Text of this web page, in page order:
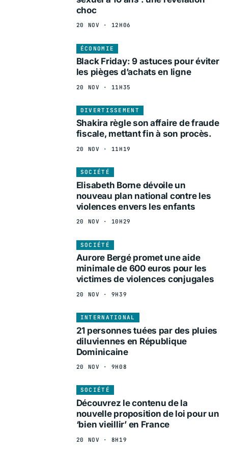
choc
20 NOV · 12H06
ÉCONOMIE
Black Friday: 9 astuces pour éviter
les pièges d’achats en ligne
20 NOV · 11H35
DIVERTISSEMENT
Shakira règle son affaire de fraude
fiscale, mettant fin à son procès.
20 NOV · 11H19
SOCIÉTÉ
Elisabeth Borne dévoile un
nouveau plan national contre les
violences envers les enfants
20 NOV · 10H29
SOCIÉTÉ
Aurore Bergé promet une aide
minimale de 600 euros pour les
victimes de violences conjugales
20 NOV · 9H39
INTERNATIONAL
21 personnes tuées par des pluies
diluviennes en République
Dominicaine
20 NOV · 9H08
SOCIÉTÉ
Découvrez le contenu de la
nouvelle proposition de loi pour un
‘bien vieillir’ en France
20 NOV · 8H19